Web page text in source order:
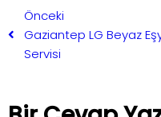
Önceki
Gaziantep LG Beyaz
Servisi